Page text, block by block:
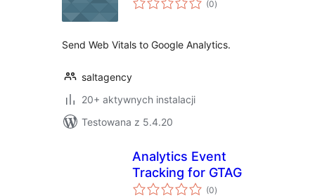
(0ocen
)
Send Web Vitals to Google Analytics.
saltagency
20+ aktywnych instalacji
Testowana z 5.4.20
Analytics Event
Tracking for GTAG
(0wszystkich
ocen
)